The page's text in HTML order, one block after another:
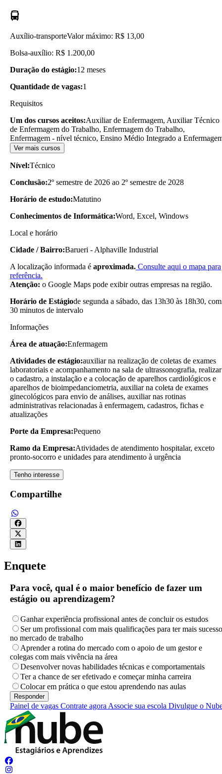
Auxílio-transporteValor máximo: R$ 13,00
Bolsa-auxílio: R$ 1.200,00
Duração do estágio:12 meses
Quantidade de vagas:1
Requisitos
Um dos cursos aceitos:Auxiliar de Enfermagem, Auxiliar Técnico
de Enfermagem do Trabalho, Enfermagem do Trabalho,
Enfermagem - nível técnico, Ensino Médio Integrado a
Ver mais cursos
Nível:Técnico
Conclusão:2º semestre de 2026 ao 2º semestre de 2028
Horário de estudo:Matutino
Conhecimentos de Informática:Word, Excel, Windows
Local e horário
Cidade / Bairro:Barueri - Alphaville Industrial
A localização informada é aproximada. Consulte aqui o mapa para
referência.
Atenção: o Google Maps pode exibir outras empresas na região.
Horário de Estágiode segunda a sábado, das 13h30 às 18h30, com
30 minutos de intervalo
Informações
Área de atuação:Enfermagem
Atividades de estágio:auxiliar na realização de coletas de exames
laboratoriais e acompanhamento na sala de ultrassonografia, realizar
o cadastro, a instalação e a colocação de aparelhos cardiológicos e
aparelhos de bioimpedanciometria, auxiliar na coleta de exames
ginecológicos para envio de análises, auxiliar nas rotinas
administrativas relacionadas à enfermagem, cadastros, fichas e
atualizações
Porte da Empresa:Pequeno
Ramo da Empresa:Atividades de atendimento hospitalar, exceto
pronto-socorro e unidades para atendimento à urgência
Tenho interesse
Compartilhe
Enquete
Para você, qual é o maior benefício de fazer um
estágio ou aprendizagem?
Ganhar experiência profissional antes de concluir os estudos
Ser um profissional com mais qualificações para ter mais sucesso
no mercado de trabalho
Aprender a rotina do mercado com o apoio de um gestor e
colegas com mais vivência na área
Desenvolver novas habilidades técnicas e comportamentais
Ter a chance de ser efetivado e começar minha carreira
Colocar em prática o que estou aprendendo nas aulas
Painel de vagas Contrate agora Associe sua escola Divulgue o